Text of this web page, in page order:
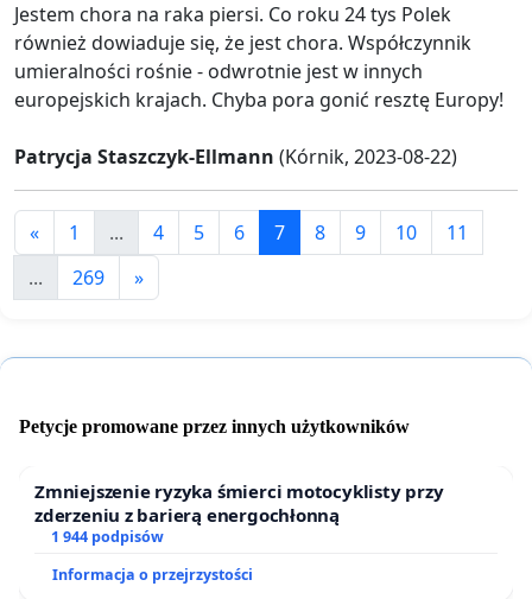
Jestem chora na raka piersi. Co roku 24 tys Polek
również dowiaduje się, że jest chora. Współczynnik
umieralności rośnie - odwrotnie jest w innych
europejskich krajach. Chyba pora gonić resztę Europy!
Patrycja Staszczyk-Ellmann (Kórnik, 2023-08-22)
« 1 ... 4 5 6 7 8 9 10
11
...
269 »
Petycje promowane przez innych użytkowników
Zmniejszenie ryzyka śmierci motocyklisty przy
zderzeniu z barierą energochłonną
1 944 podpisów
Informacja o przejrzystości